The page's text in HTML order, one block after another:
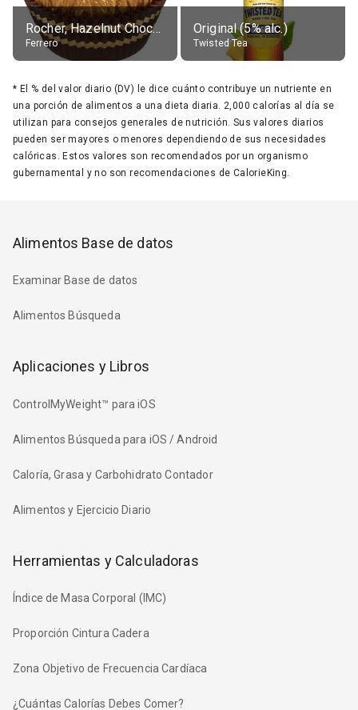
Rocher, Hazelnut Chocolate Ball
Ferrero
Original (5% alc.)
Twisted Tea
* El % del valor diario (DV) le dice cuánto contribuye un nutriente en
una porción de alimentos a una dieta diaria. 2,000 calorías al día se
utilizan para consejos generales de nutrición. Sus valores diarios
pueden ser mayores o menores dependiendo de sus necesidades
calóricas. Estos valores son recomendados por un organismo
gubernamental y no son recomendaciones de CalorieKing.
Alimentos Base de datos
Examinar Base de datos
Alimentos Búsqueda
Aplicaciones y Libros
ControlMyWeight™ para iOS
Alimentos Búsqueda para iOS / Android
Caloría, Grasa y Carbohidrato Contador
Alimentos y Ejercicio Diario
Herramientas y Calculadoras
Índice de Masa Corporal (IMC)
Proporción Cintura Cadera
Zona Objetivo de Frecuencia Cardíaca
¿Cuántas Calorías Debes Comer?